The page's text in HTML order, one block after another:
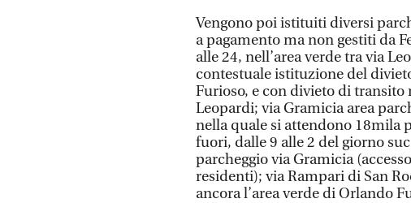
Vengono poi istituiti diversi
a pagamento ma non gestiti da
alle 24, nell’area verde tra via
contestuale istituzione del
Furioso, e con divieto di transito
Leopardi; via Gramicia area
nella quale si attendono 18mila
fuori, dalle 9 alle 2 del giorno
parcheggio via Gramicia
residenti); via Rampari di San
ancora l’area verde di Orlando